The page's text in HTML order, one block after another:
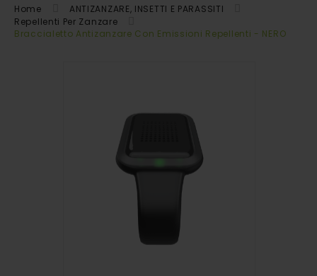
Home
ANTIZANZARE, INSETTI E PARASSITI
Repellenti Per Zanzare
Braccialetto Antizanzare Con Emissioni Repellenti - NERO
immagini